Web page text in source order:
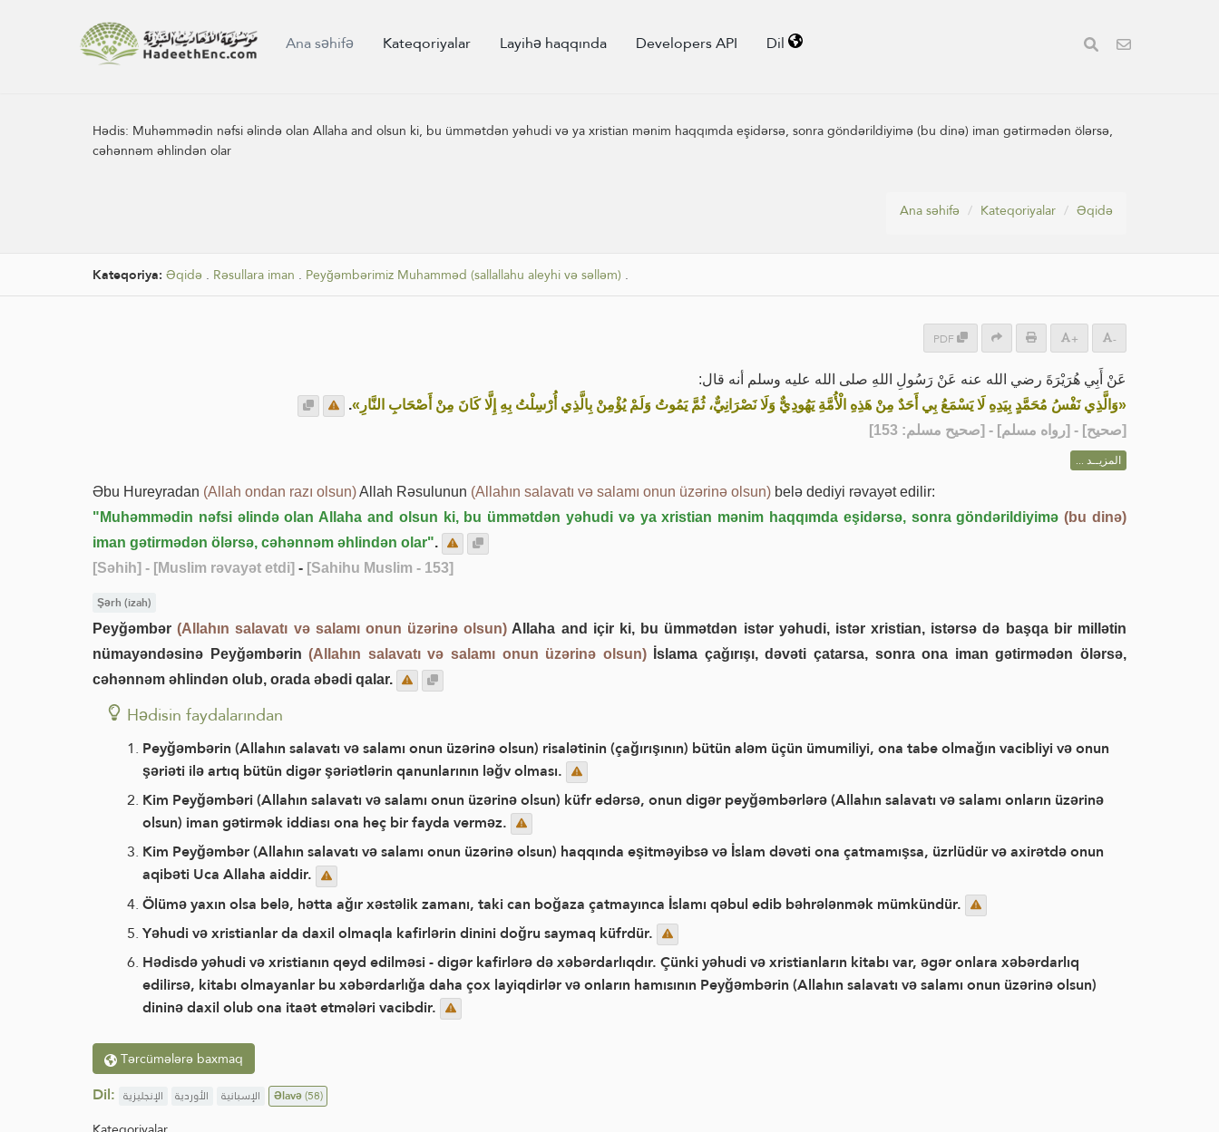
Ana səhifə Kateqoriyalar Layihə haqqında Developers API Dil
Hədis: Muhəmmədin nəfsi əlində olan Allaha and olsun ki, bu ümmətdən yəhudi və ya xristian mənim haqqımda eşidərsə, sonra göndərildiyimə (bu dinə) iman gətirmədən ölərsə,
cəhənnəm əhlindən olar
Ana səhifə Kateqoriyalar Əqidə
Kateqoriya: Əqidə . Rəsullara iman . Peyğəmbərimiz Muhamməd (sallallahu aleyhi və səlləm) .
PDF + -
عَنْ أَبِي هُرَيْرَةَ رضي الله عنه عَنْ رَسُولِ اللهِ صلى الله عليه وسلم أنه قال:
«وَالَّذِي نَفْسُ مُحَمَّدٍ بِيَدِهِ لَا يَسْمَعُ بِي أَحَدٌ مِنْ هَذِهِ الْأُمَّةِ يَهُودِيٌّ وَلَا نَصْرَانِيٌّ، ثُمَّ يَمُوتُ وَلَمْ يُؤْمِنْ بِالَّذِي أُرْسِلْتُ بِهِ إِلَّا كَانَ مِنْ أَصْحَابِ النَّارِ».
[صحيح] - [رواه مسلم] - [صحيح مسلم: 153]
المزيــد ...
Əbu Hureyradan (Allah ondan razı olsun)Allah Rəsulunun (Allahın salavatı və salamı onun üzərinə olsun) belə dediyi rəvayət edilir:
"Muhəmmədin nəfsi əlində olan Allaha and olsun ki, bu ümmətdən yəhudi və ya xristian mənim haqqımda eşidərsə, sonra göndərildiyimə(bu dinə)
iman gətirmədən ölərsə, cəhənnəm əhlindən olar".
[Səhih] - [Muslim rəvayət etdi] - [Sahihu Muslim - 153]
Şərh (izah)
Peyğəmbər(Allahın salavatı və salamı onun üzərinə olsun) Allaha and içir ki, bu ümmətdən istər yəhudi, istər xristian, istərsə də başqa bir millətin
nümayəndəsinə Peyğəmbərin(Allahın salavatı və salamı onun üzərinə olsun)İslama çağırışı, dəvəti çatarsa, sonra ona iman gətirmədən ölərsə,
cəhənnəm əhlindən olub, orada əbədi qalar.
Hədisin faydalarından
Peyğəmbərin (Allahın salavatı və salamı onun üzərinə olsun) risalətinin (çağırışının) bütün aləm üçün ümumiliyi, ona tabe olmağın vacibliyi və onun
şəriəti ilə artıq bütün digər şəriətlərin qanunlarının ləğv olması.
Kim Peyğəmbəri (Allahın salavatı və salamı onun üzərinə olsun) küfr edərsə, onun digər peyğəmbərlərə (Allahın salavatı və salamı onların üzərinə
olsun) iman gətirmək iddiası ona heç bir fayda verməz.
Kim Peyğəmbər (Allahın salavatı və salamı onun üzərinə olsun) haqqında eşitməyibsə və İslam dəvəti ona çatmamışsa, üzrlüdür və axirətdə onun
aqibəti Uca Allaha aiddir.
Ölümə yaxın olsa belə, hətta ağır xəstəlik zamanı, taki can boğaza çatmayınca İslamı qəbul edib bəhrələnmək mümkündür.
Yəhudi və xristianlar da daxil olmaqla kafirlərin dinini doğru saymaq küfrdür.
Hədisdə yəhudi və xristianın qeyd edilməsi - digər kafirlərə də xəbərdarlıqdır. Çünki yəhudi və xristianların kitabı var, əgər onlara xəbərdarlıq
edilirsə, kitabı olmayanlar bu xəbərdarlığa daha çox layiqdirlər və onların hamısının Peyğəmbərin (Allahın salavatı və salamı onun üzərinə olsun)
dininə daxil olub ona itaət etmələri vacibdir.
Tərcümələrə baxmaq
Dil: الإنجليزية الأوردية الإسبانية Əlavə(58)